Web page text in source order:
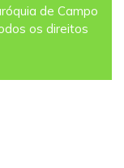
de Campo
os direitos